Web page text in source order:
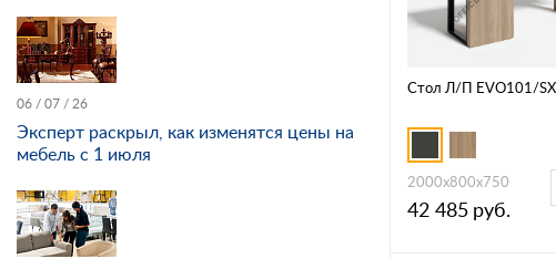
Стол Л/П EVO101/
2000х800х750
42 485 руб.
06 / 07 / 26
Эксперт раскрыл, как изменятся цены на
мебель с 1 июля